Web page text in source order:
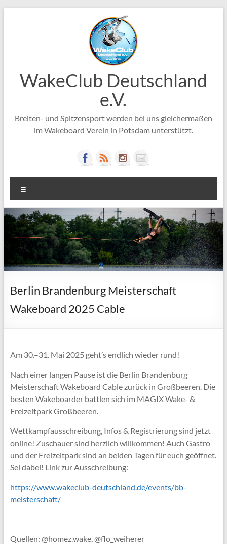
WakeClub Deutschland
e.V.
Breiten- und Spitzensport werden bei uns gleichermaßen
im Wakeboard Verein in Potsdam unterstützt.
Berlin Brandenburg Meisterschaft
Wakeboard 2025 Cable
Am 30.–31. Mai 2025 geht’s endlich wieder rund!
Nach einer langen Pause ist die Berlin Brandenburg
Meisterschaft Wakeboard Cable zurück in Großbeeren. Die
besten Wakeboarder battlen sich im MAGIX Wake- &
Freizeitpark Großbeeren.
Wettkampfausschreibung, Infos & Registrierung sind jetzt
online! Zuschauer sind herzlich willkommen! Auch Gastro
und der Freizeitpark sind an beiden Tagen für euch geöffnet.
Sei dabei! Link zur Ausschreibung:
https://www.wakeclub-deutschland.de/events/bb-
meisterschaft/
Quellen: @homez.wake, @flo_weiherer